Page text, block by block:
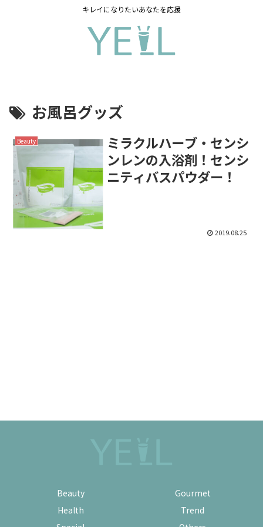
キレイになりたいあなたを応援
お風呂グッズ
Beauty
ミラクルハーブ・センシ
ンレンの入浴剤！センシ
ニティバスパウダー！
2019.08.25
Beauty
Gourmet
Health
Trend